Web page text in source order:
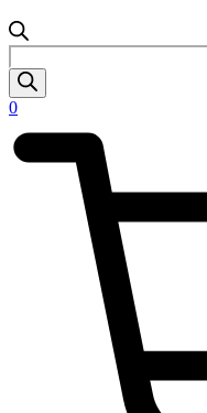
Products
search
0